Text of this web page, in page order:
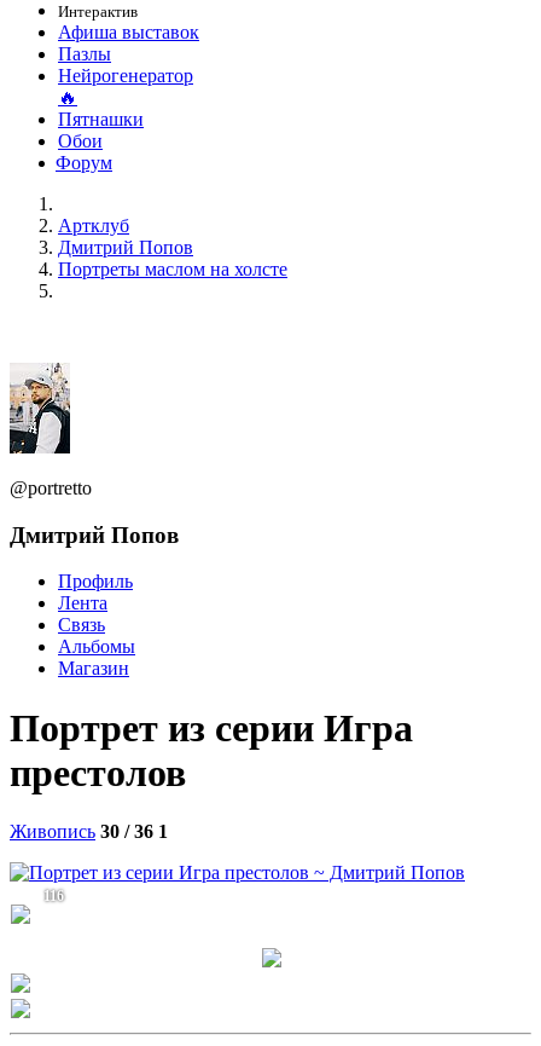
Интерактив
Афиша выставок
Пазлы
Нейрогенератор
🔥
Пятнашки
Обои
Форум
Артклуб
Дмитрий Попов
Портреты маслом на холсте
@portretto
Дмитрий Попов
Профиль
Лента
Связь
Альбомы
Магазин
Портрет из серии Игра
престолов
Живопись 30 / 36 1
116